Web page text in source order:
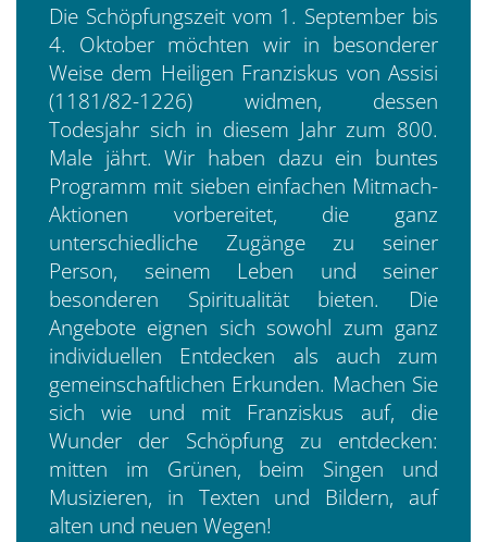
Die Schöpfungszeit vom 1. September bis
4. Oktober möchten wir in besonderer
Weise dem Heiligen Franziskus von Assisi
(1181/82-1226) widmen, dessen
Todesjahr sich in diesem Jahr zum 800.
Male jährt. Wir haben dazu ein buntes
Programm mit sieben einfachen Mitmach-
Aktionen vorbereitet, die ganz
unterschiedliche Zugänge zu seiner
Person, seinem Leben und seiner
besonderen Spiritualität bieten. Die
Angebote eignen sich sowohl zum ganz
individuellen Entdecken als auch zum
gemeinschaftlichen Erkunden. Machen Sie
sich wie und mit Franziskus auf, die
Wunder der Schöpfung zu entdecken:
mitten im Grünen, beim Singen und
Musizieren, in Texten und Bildern, auf
alten und neuen Wegen!